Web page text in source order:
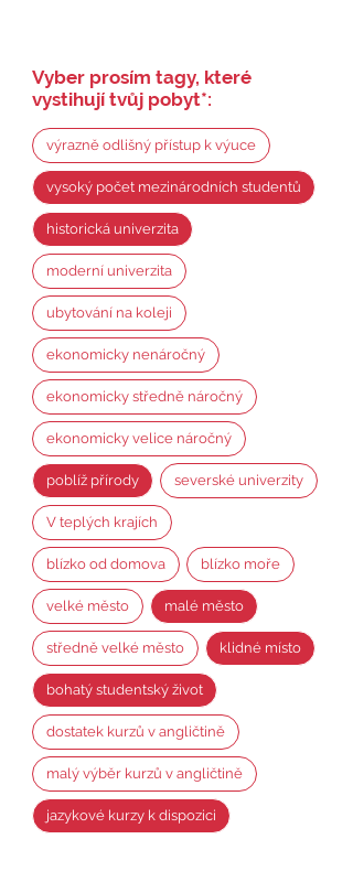
Vyber prosím tagy, které
vystihují tvůj pobyt*:
výrazně odlišný přístup k výuce
vysoký počet mezinárodních studentů
historická univerzita
moderní univerzita
ubytování na koleji
ekonomicky nenáročný
ekonomicky středně náročný
ekonomicky velice náročný
poblíž přírody severské univerzity
V teplých krajích
blízko od domova blízko moře
velké město malé město
středně velké město klidné místo
bohatý studentský život
dostatek kurzů v angličtině
malý výběr kurzů v angličtině
jazykové kurzy k dispozici